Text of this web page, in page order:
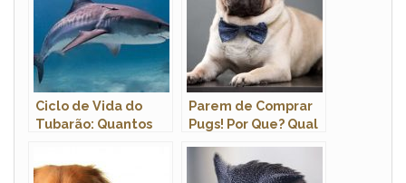
Ciclo de Vida do
Tubarão: Quantos
Parem de Comprar
Pugs! Por Que? Qual